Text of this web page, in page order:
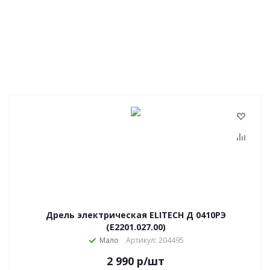
Дрель электрическая ELITECH Д 0410РЭ
(E2201.027.00)
Мало Артикул: 204495
2 990 р/шт